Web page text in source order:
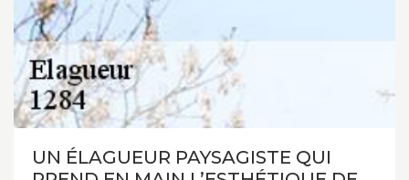
UN ÉLAGUEUR PAYSAGISTE QUI